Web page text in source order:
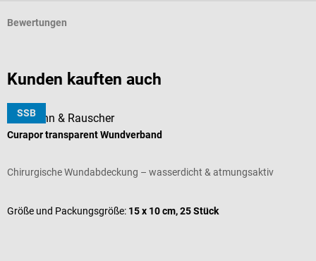
Bewertungen
Kunden kauften auch
SSB
Lohmann & Rauscher
Curapor transparent Wundverband
Chirurgische Wundabdeckung – wasserdicht & atmungsaktiv
Größe und Packungsgröße: 15 x 10 cm, 25 Stück